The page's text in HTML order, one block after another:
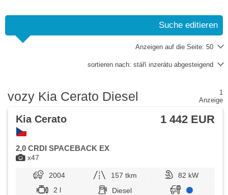
Suche editieren
Anzeigen auf die Seite: 50
sortieren nach: stáří inzerátu abgesteigend
vozy Kia Cerato Diesel
1
Anzeige
x47
Kia Cerato 1 442 EUR
2,0 CRDI SPACEBACK EX
2004 157 tkm
82 kW
2 l
Diesel